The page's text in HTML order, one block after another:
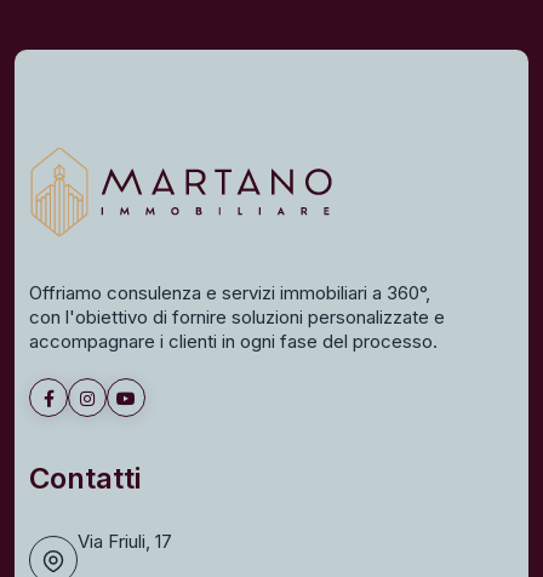
Offriamo consulenza e servizi immobiliari a 360°,
con l'obiettivo di fornire soluzioni personalizzate e
accompagnare i clienti in ogni fase del processo.
Contatti
Via Friuli, 17